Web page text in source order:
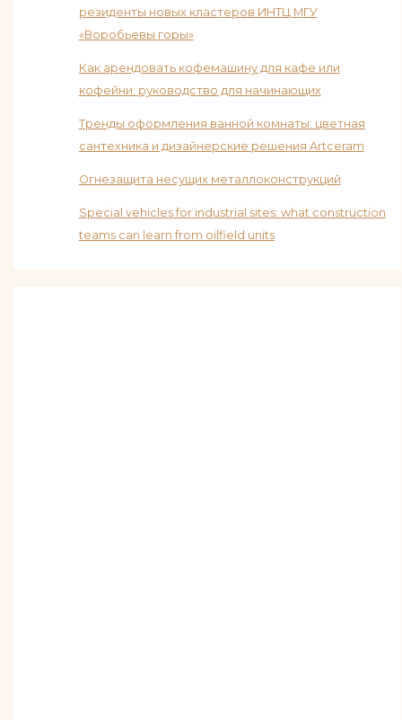
резиденты новых кластеров ИНТЦ МГУ
«Воробьевы горы»
Как арендовать кофемашину для кафе или
кофейни: руководство для начинающих
Тренды оформления ванной комнаты: цветная
сантехника и дизайнерские решения Artceram
Огнезащита несущих металлоконструкций
Special vehicles for industrial sites: what construction
teams can learn from oilfield units